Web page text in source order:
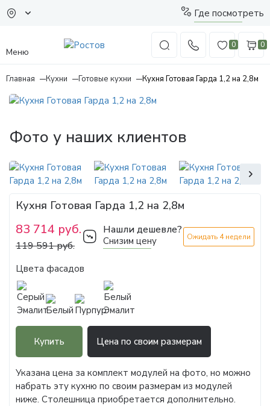
Где посмотреть
Меню
0 0
Главная Кухни Готовые кухни Кухня Готовая Гарда 1,2 на 2,8м
Кухня Готовая Гарда 1,2 на 2,8м
83 714 руб.
119 591 руб.
Нашли дешевле?
Снизим цену Ожидать 4 недели
Цвета фасадов
Купить Цена по своим размерам
Указана цена за комплект модулей на фото, но можно
набрать эту кухню по своим размерам из модулей
ниже. Столешница приобретается дополнительно.
Фото у наших клиентов